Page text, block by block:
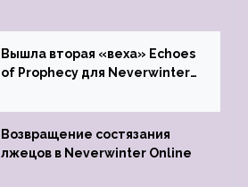
Вышла вторая «веха» Echoes
of Prophecy для Neverwinter
Возвращение состязания
лжецов в Neverwinter Online